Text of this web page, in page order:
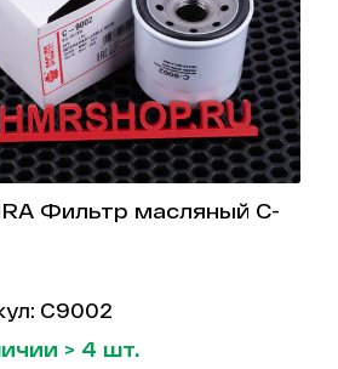
Фильтр масляный C-
C9002
> 4 шт.